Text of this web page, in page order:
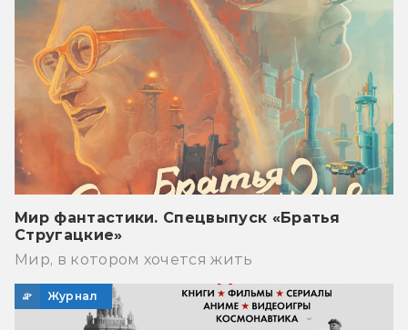
Мир фантастики. Спецвыпуск «Братья
Стругацкие»
Мир, в котором хочется жить
Журнал